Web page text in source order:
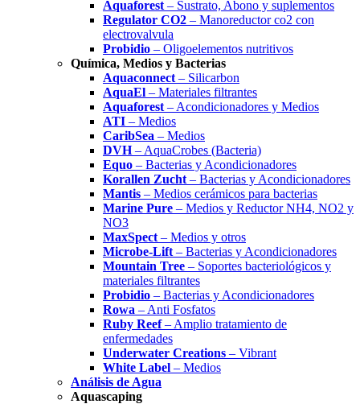
Aquaforest – Sustrato, Abono y suplementos
Regulator CO2 – Manoreductor co2 con
electrovalvula
Probidio – Oligoelementos nutritivos
Química, Medios y Bacterias
Aquaconnect – Silicarbon
AquaEl – Materiales filtrantes
Aquaforest – Acondicionadores y Medios
ATI – Medios
CaribSea – Medios
DVH– AquaCrobes (Bacteria)
Equo – Bacterias y Acondicionadores
Korallen Zucht – Bacterias y Acondicionadores
Mantis – Medios cerámicos para bacterias
Marine Pure – Medios y Reductor NH4, NO2 y
NO3
MaxSpect – Medios y otros
Microbe-Lift – Bacterias y Acondicionadores
Mountain Tree – Soportes bacteriológicos y
materiales filtrantes
Probidio – Bacterias y Acondicionadores
Rowa – Anti Fosfatos
Ruby Reef– Amplio tratamiento de
enfermedades
Underwater Creations – Vibrant
White Label – Medios
Análisis de Agua
Aquascaping